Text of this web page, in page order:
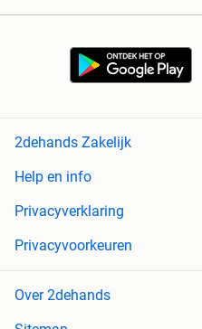
2dehands Zakelijk
Help en info
Privacyverklaring
Privacyvoorkeuren
Over 2dehands